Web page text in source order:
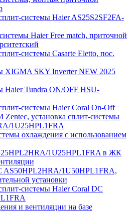
системы Haier AS25S2SF2FA-
Haier Free match, приточной
системы Casarte Eletto, пос.
XIGMA SKY Inverter NEW 2025
Haier Tundra ON/OFF HSU-
системы Haier Coral On-Off
установка сплит-системы
1U25HPL1FRA
охлаждения с использованием
1U25HPL1FRA в ЖК
AS50HPL2HRA/1U50HPL1FRA,
установки
системы Haier Coral DC
и вентиляции на базе